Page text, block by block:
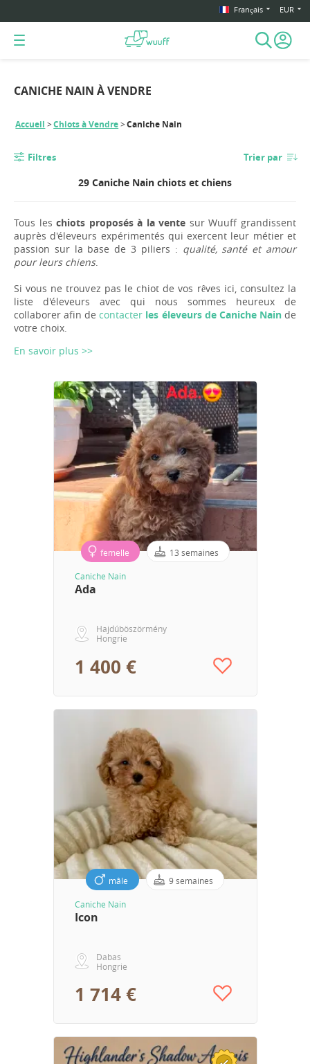
Français EUR
CANICHE NAIN À VENDRE
Accueil Chiots à Vendre Caniche Nain
Filtres Trier par
29 Caniche Nain chiots et chiens
Tous leschiots proposés à la vente sur Wuuff grandissent
auprès d'éleveurs expérimentés qui exercent leur métier et
passion sur la base de 3 piliers : qualité, santé et amour
pour leurs chiens.
Si vous ne trouvez pas le chiot de vos rêves ici, consultez la
liste d'éleveurs avec qui nous sommes heureux de
collaborer afin decontacter les éleveurs de Caniche Nainde
votre choix.
En savoir plus >>
femelle 13 semaines
Caniche Nain
Ada
Hajdúböszörmény
Hongrie
1 400 €
mâle 9 semaines
Caniche Nain
Icon
Dabas
Hongrie
1 714 €